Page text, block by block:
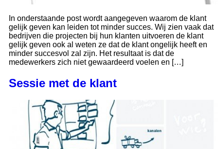
In onderstaande post wordt aangegeven waarom de klant
gelijk geven kan leiden tot minder succes. Wij zien vaak dat
bedrijven die projecten bij hun klanten uitvoeren de klant
gelijk geven ook al weten ze dat de klant ongelijk heeft en
minder succesvol zal zijn. Het resultaat is dat de
medewerkers zich niet gewaardeerd voelen en […]
Sessie met de klant